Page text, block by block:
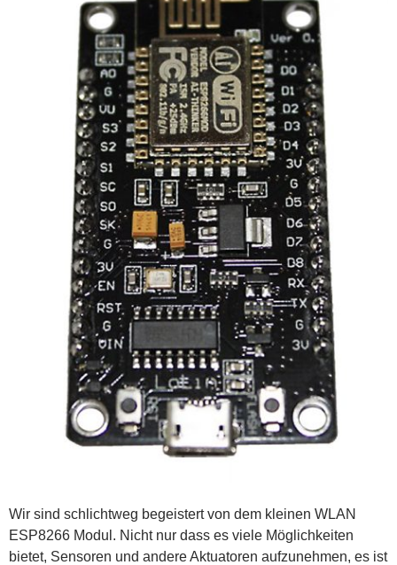
Wir sind schlichtweg begeistert von dem kleinen WLAN
ESP8266 Modul. Nicht nur dass es viele Möglichkeiten
bietet, Sensoren und andere Aktuatoren aufzunehmen, es ist